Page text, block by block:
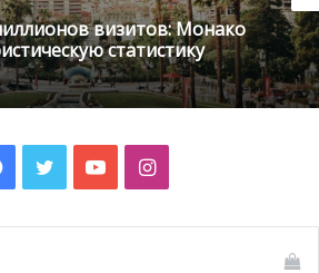
HelloMonacо
визитов: Монако
статистику
Facebook
TwitterYouTubeInstagram